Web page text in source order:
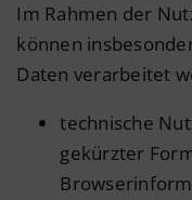
Im Rahmen der
können
Daten verarbeitet
technische
gekürzter